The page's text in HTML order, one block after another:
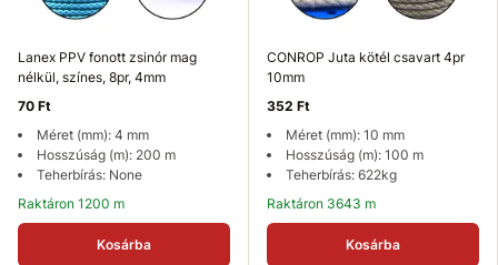
Lanex PPV fonott zsinór mag
nélkül, színes, 8pr, 4mm
70 Ft
Méret (mm): 4 mm
Hosszúság (m): 200 m
Teherbírás: None
Raktáron 1200 m
Kosárba
CONROP Juta kötél csavart 4pr
10mm
352 Ft
Méret (mm): 10 mm
Hosszúság (m): 100 m
Teherbírás: 622kg
Raktáron 3643 m
Kosárba